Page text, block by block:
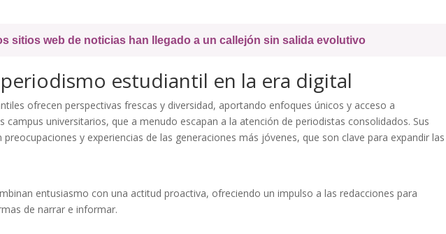
sitios web de noticias han llegado a un callejón sin salida evolutivo
estudiantil en la era digital
ofrecen perspectivas frescas y diversidad, aportando enfoques únicos y acceso a
campus universitarios, que a menudo escapan a la atención de periodistas consolidados. Sus
y experiencias de las generaciones más jóvenes, que son clave para expandir las
entusiasmo con una actitud proactiva, ofreciendo un impulso a las redacciones para
de narrar e informar.